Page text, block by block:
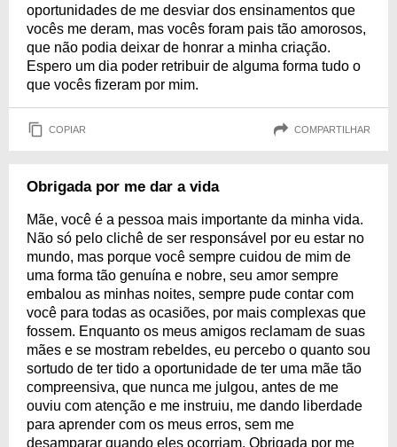
oportunidades de me desviar dos ensinamentos que
vocês me deram, mas vocês foram pais tão amorosos,
que não podia deixar de honrar a minha criação.
Espero um dia poder retribuir de alguma forma tudo o
que vocês fizeram por mim.
COPIAR COMPARTILHAR
Obrigada por me dar a vida
Mãe, você é a pessoa mais importante da minha vida.
Não só pelo clichê de ser responsável por eu estar no
mundo, mas porque você sempre cuidou de mim de
uma forma tão genuína e nobre, seu amor sempre
embalou as minhas noites, sempre pude contar com
você para todas as ocasiões, por mais complexas que
fossem. Enquanto os meus amigos reclamam de suas
mães e se mostram rebeldes, eu percebo o quanto sou
sortudo de ter tido a oportunidade de ter uma mãe tão
compreensiva, que nunca me julgou, antes de me
ouviu com atenção e me instruiu, me dando liberdade
para aprender com os meus erros, sem me
desamparar quando eles ocorriam. Obrigada por me